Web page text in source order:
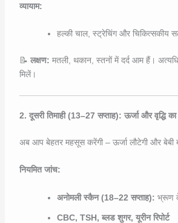
व्यायाम:
हल्की चाल, स्ट्रेचिंग और चिकित्सकीय
📝 लक्षण: मतली, थकान, स्तनों में दर्द आम हैं।
मिलें।
2. दूसरी तिमाही (13–27 सप्ताह): ऊर्जा और वृद्धि
अब आप बेहतर महसूस करेंगी – ऊर्जा लौटेगी और बेबी
नियमित जांच:
अनोमली स्कैन (18–22 सप्ताह): भ्रूण
CBC, TSH, ब्लड शुगर, यूरीन रिपोर्ट